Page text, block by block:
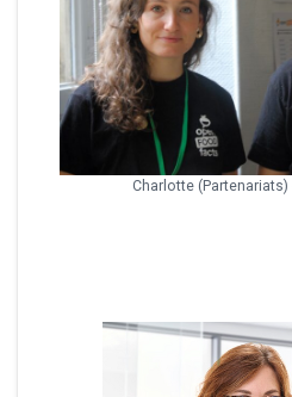
Charlotte (Partenariats)